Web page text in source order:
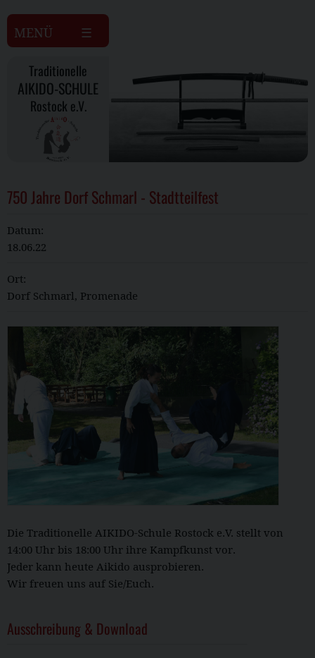
MENÜ
Traditionelle
AIKIDO-SCHULE
Rostock e.V.
750 Jahre Dorf Schmarl - Stadtteilfest
Datum:
18.06.22
Ort:
Dorf Schmarl, Promenade
Die Traditionelle AIKIDO-Schule Rostock e.V. stellt von
14:00 Uhr bis 18:00 Uhr ihre Kampfkunst vor.
Jeder kann heute Aikido ausprobieren.
Wir freuen uns auf Sie/Euch.
Ausschreibung & Download